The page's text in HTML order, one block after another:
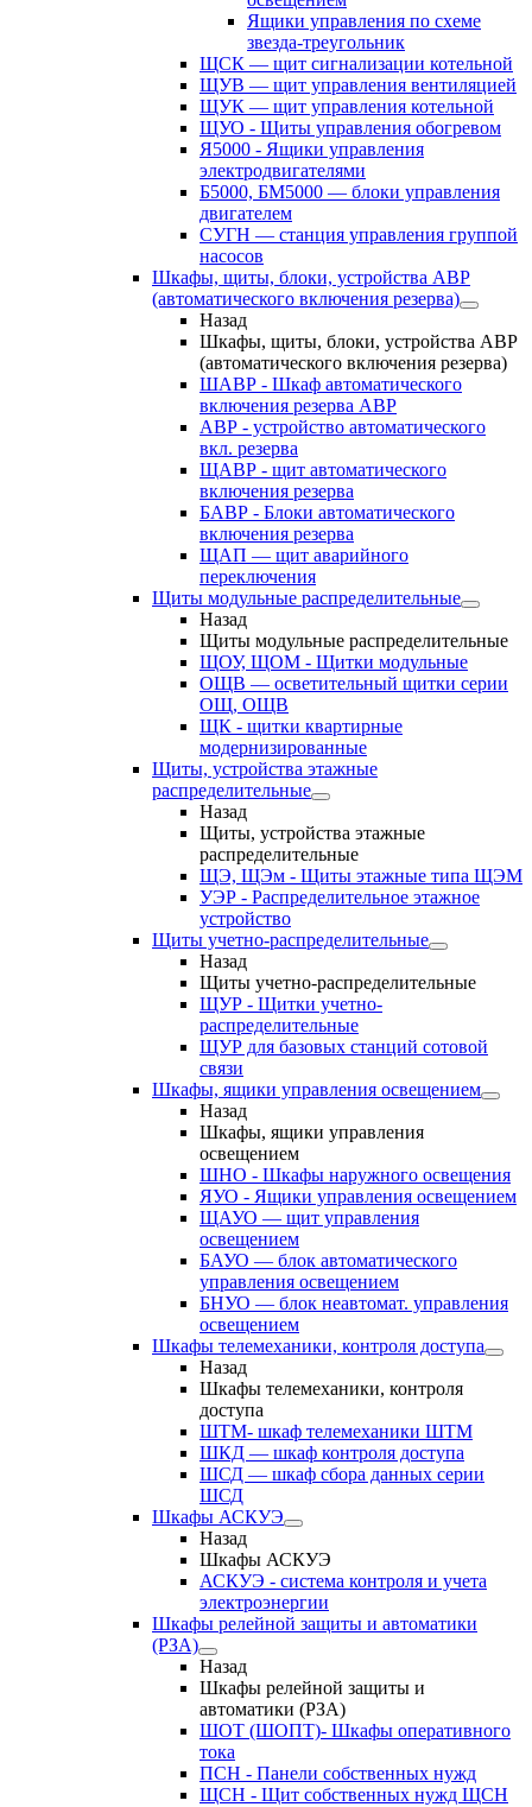
Ящики управления по схеме
звезда-треугольник
ЩСК — щит сигнализации котельной
ЩУВ — щит управления вентиляцией
ЩУК — щит управления котельной
ЩУО - Щиты управления обогревом
Я5000 - Ящики управления
электродвигателями
Б5000, БМ5000 — блоки управления
двигателем
СУГН — станция управления группой
насосов
Шкафы, щиты, блоки, устройства АВР
(автоматического включения резерва)
Назад
Шкафы, щиты, блоки, устройства АВР
(автоматического включения резерва)
ШАВР - Шкаф автоматического
включения резерва АВР
АВР - устройство автоматического
вкл. резерва
ЩАВР - щит автоматического
включения резерва
БАВР - Блоки автоматического
включения резерва
ЩАП — щит аварийного
переключения
Щиты модульные распределительные
Назад
Щиты модульные распределительные
ЩОУ, ЩОМ - Щитки модульные
ОЩВ — осветительный щитки серии
ОЩ, ОЩВ
ЩК - щитки квартирные
модернизированные
Щиты, устройства этажные
распределительные
Назад
Щиты, устройства этажные
распределительные
ЩЭ, ЩЭм - Щиты этажные типа ЩЭМ
УЭР - Распределительное этажное
устройство
Щиты учетно-распределительные
Назад
Щиты учетно-распределительные
ЩУР - Щитки учетно-
распределительные
ЩУР для базовых станций сотовой
связи
Шкафы, ящики управления освещением
Назад
Шкафы, ящики управления
освещением
ШНО - Шкафы наружного освещения
ЯУО - Ящики управления освещением
ЩАУО — щит управления
освещением
БАУО — блок автоматического
управления освещением
БНУО — блок неавтомат. управления
освещением
Шкафы телемеханики, контроля доступа
Назад
Шкафы телемеханики, контроля
доступа
ШТМ- шкаф телемеханики ШТМ
ШКД — шкаф контроля доступа
ШСД — шкаф сбора данных серии
ШСД
Шкафы АСКУЭ
Назад
Шкафы АСКУЭ
АСКУЭ - система контроля и учета
электроэнергии
Шкафы релейной защиты и автоматики
(РЗА)
Назад
Шкафы релейной защиты и
автоматики (РЗА)
ШОТ (ШОПТ)- Шкафы оперативного
тока
ПСН - Панели собственных нужд
ЩСН - Щит собственных нужд ЩСН